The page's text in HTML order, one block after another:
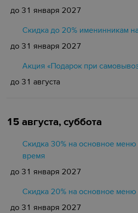
до 31 января 2027
Скидка до 20% именинникам
до 31 января 2027
Акция «Подарок при
до 31 августа
15 августа, суббота
Скидка 30% на основное
время
до 31 января 2027
Скидка 20% на основное
до 31 января 2027